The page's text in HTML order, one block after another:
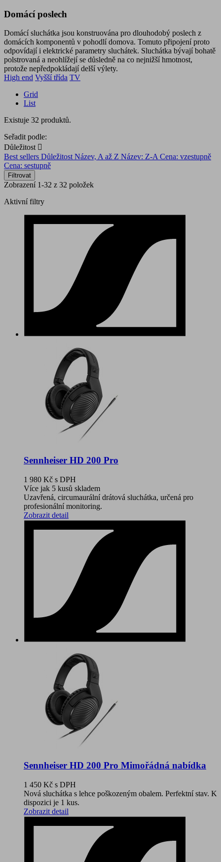
Domácí poslech
Domácí sluchátka jsou konstruována pro dlouhodobý poslech z
domácích komponentů v pohodlí domova. Tomuto připojení proto
odpovídají i elektrické parametry sluchátek. Sluchátka bývají bohatě
polstrovaná a neohlížejí se důsledně na co nejnižší hmotnost,
protože nepředpokládají delší výlety.
High end Vyšší třída TV
Grid
List
Existuje 32 produktů.
Seřadit podle:
Důležitost 
Best sellers Důležitost Název, A až Z Název: Z-A Cena: vzestupně
Cena: sestupně
Filtrovat
Zobrazení 1-32 z 32 položek
Aktivní filtry
Sennheiser HD 200 Pro
1 980 Kč s DPH
Více jak 5 kusů skladem
Uzavřená, circumaurální drátová sluchátka, určená pro
profesionální monitoring.
Zobrazit detail
Sennheiser HD 200 Pro Mimořádná nabídka
1 450 Kč s DPH
Nová sluchátka s lehce poškozeným obalem. Perfektní stav. K
dispozici je 1 kus.
Zobrazit detail